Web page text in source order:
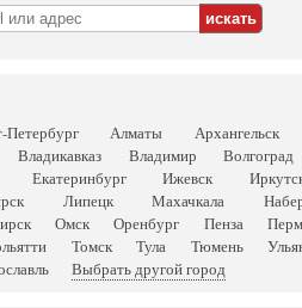
Петербург Алматы
Архангельск
Владикавказ Владимир
Волгоград
Екатеринбург Ижевск
Липецк Махачкала
Омск Оренбург Пенза
Томск Тула Тюмень
Выбрать другой город